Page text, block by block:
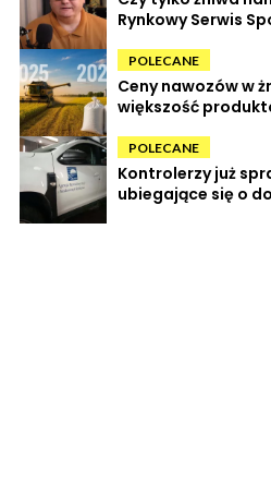
Rynkowy Serwis
POLECANE
Ceny nawozów w
większość
POLECANE
Kontrolerzy już
ubiegające się o